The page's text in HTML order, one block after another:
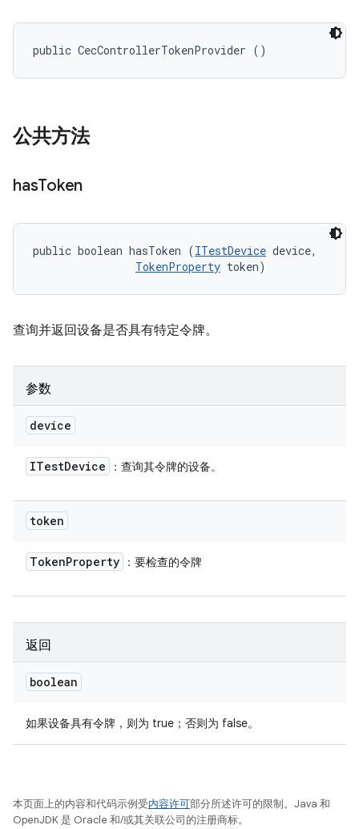
public CecControllerTokenProvider ()
公共方法
hasToken
public boolean hasToken (ITestDevice device,
TokenProperty token)
查询并返回设备是否具有特定令牌。
参数
device
ITestDevice ：查询其令牌的设备。
token
TokenProperty ：要检查的令牌
返回
boolean
如果设备具有令牌，则为 true；否则为 false。
本页面上的内容和代码示例受内容许可部分所述许可的限制。Java 和
OpenJDK 是 Oracle 和/或其关联公司的注册商标。